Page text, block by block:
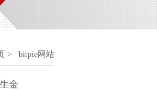
> bitpie网站
金